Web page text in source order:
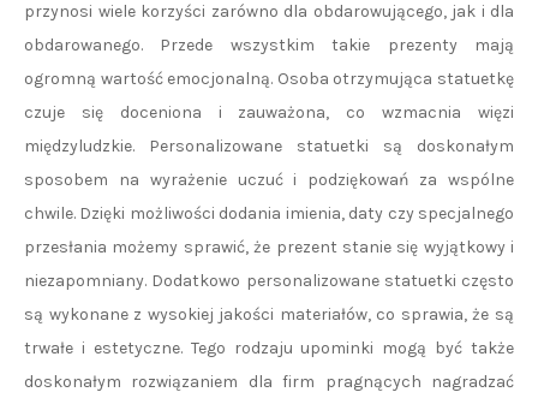
przynosi wiele korzyści zarówno dla obdarowującego, jak i dla
obdarowanego. Przede wszystkim takie prezenty mają
ogromną wartość emocjonalną. Osoba otrzymująca statuetkę
czuje się doceniona i zauważona, co wzmacnia więzi
międzyludzkie. Personalizowane statuetki są doskonałym
sposobem na wyrażenie uczuć i podziękowań za wspólne
chwile. Dzięki możliwości dodania imienia, daty czy specjalnego
przesłania możemy sprawić, że prezent stanie się wyjątkowy i
niezapomniany. Dodatkowo personalizowane statuetki często
są wykonane z wysokiej jakości materiałów, co sprawia, że są
trwałe i estetyczne. Tego rodzaju upominki mogą być także
doskonałym rozwiązaniem dla firm pragnących nagradzać